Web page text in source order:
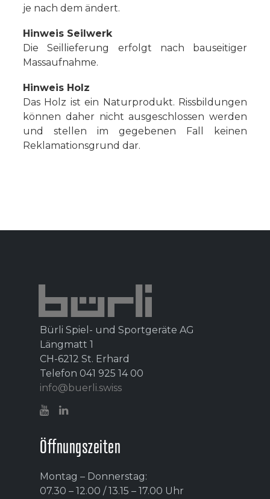
je nach dem ändert.
Hinweis Seilwerk
Die Seillieferung erfolgt nach bauseitiger
Massaufnahme.
Hinweis Holz
Das Holz ist ein Naturprodukt. Rissbildungen
können daher nicht ausgeschlossen werden
und stellen im gegebenen Fall keinen
Reklamationsgrund dar.
Bürli Spiel- und Sportgeräte AG
Längmatt 1
CH-6212 St. Erhard
Telefon 041 925 14 00
info@buerli.swiss
Öffnungszeiten
Montag – Donnerstag:
07.30 – 12.00 / 13.15 – 17.00 Uhr